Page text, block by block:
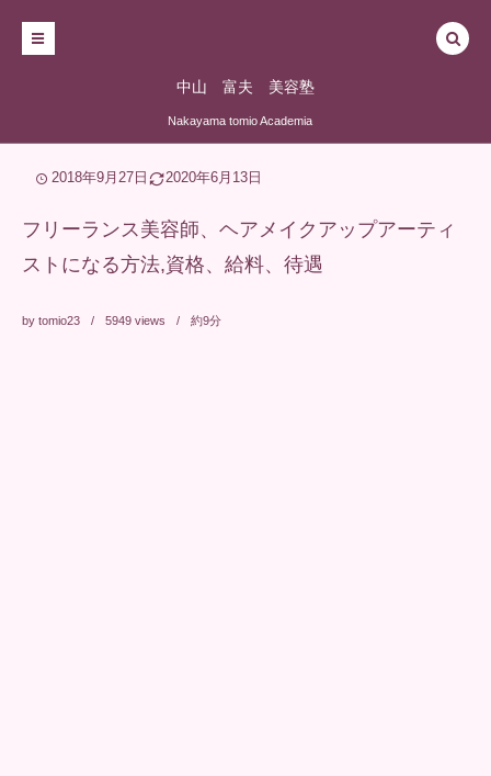
中山 富夫 美容塾
Nakayama tomio Academia
2018年9月27日 2020年6月13日
フリーランス美容師、ヘアメイクアップアーティ
ストになる方法,資格、給料、待遇
by tomio23 5949 views 約9分